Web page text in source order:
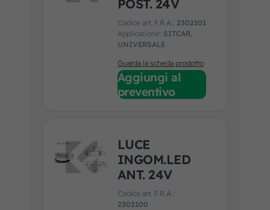
POST. 24V
Codice art. F.R.A.: 2302101
Applicazione: SITCAR,
UNIVERSALE
Guarda la scheda prodotto
Aggiungi al
preventivo
LUCE
INGOM.LED
ANT. 24V
Codice art. F.R.A.:
2302100